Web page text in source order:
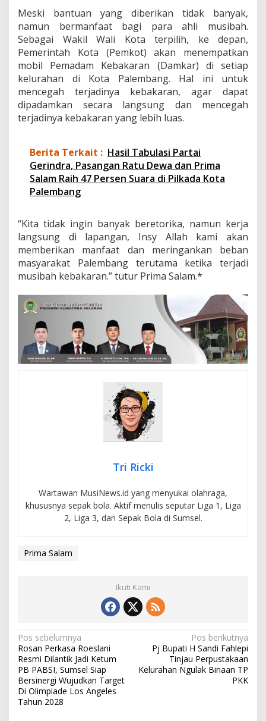
Meski bantuan yang diberikan tidak banyak,
namun bermanfaat bagi para ahli musibah.
Sebagai Wakil Wali Kota terpilih, ke depan,
Pemerintah Kota (Pemkot) akan menempatkan
mobil Pemadam Kebakaran (Damkar) di setiap
kelurahan di Kota Palembang. Hal ini untuk
mencegah terjadinya kebakaran, agar dapat
dipadamkan secara langsung dan mencegah
terjadinya kebakaran yang lebih luas.
Berita Terkait : Hasil Tabulasi Partai
Gerindra, Pasangan Ratu Dewa dan Prima
Salam Raih 47 Persen Suara di Pilkada Kota
Palembang
“Kita tidak ingin banyak beretorika, namun kerja
langsung di lapangan, Insy Allah kami akan
memberikan manfaat dan meringankan beban
masyarakat Palembang terutama ketika terjadi
musibah kebakaran.” tutur Prima Salam.*
Tri Ricki
Wartawan MusiNews.id yang menyukai olahraga,
khususnya sepak bola. Aktif menulis seputar Liga 1, Liga
2, Liga 3, dan Sepak Bola di Sumsel.
Prima Salam
Ikuti Kami
N
a
v
i
g
Pos sebelumnya
Rosan Perkasa Roeslani
Resmi Dilantik Jadi Ketum
PB PABSI, Sumsel Siap
Bersinergi Wujudkan Target
Di Olimpiade Los Angeles
Tahun 2028
Pos berikutnya
Pj Bupati H Sandi Fahlepi
Tinjau Perpustakaan
Kelurahan Ngulak Binaan TP
PKK